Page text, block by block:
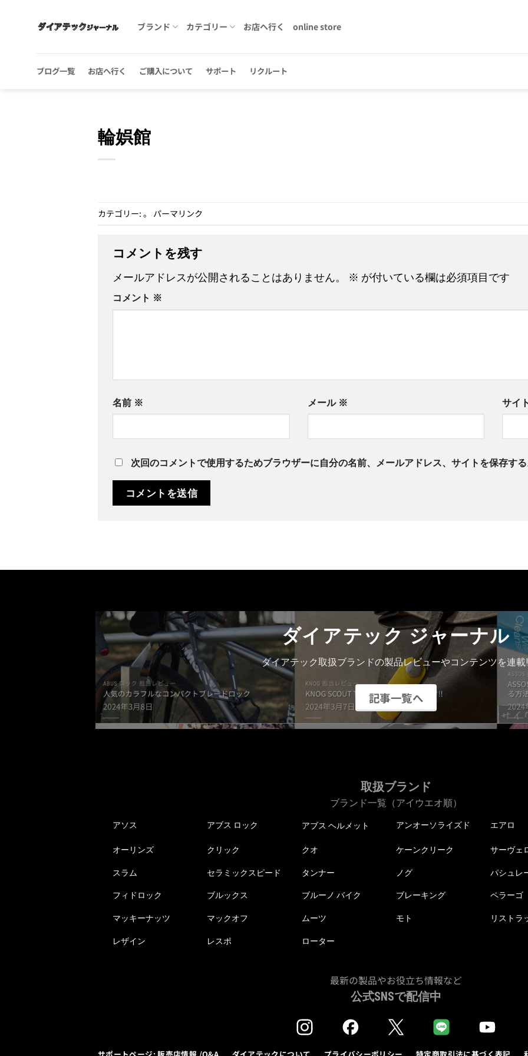
ブランド カテゴリー お店へ行く online store
ブログ一覧 お店へ行く ご購入について サポート リクルート
輪娯館
カテゴリー: 。 パーマリンク
コメントを残す
メールアドレスが公開されることはありません。 ※ が付いている欄は必須項目です
コメント ※
名前 ※ メール ※ サイ
次回のコメントで使用するためブラウザーに自分の名前、メールアドレス、サイトを保存す
ダイアテック ジャーナル
ダイアテック取扱ブランドの製品レビューやコンテンツを連載
記事一覧へ
取扱ブランド
ブランド一覧（アイウエオ順）
アソス アブス ロック アブス ヘルメット アンオーソライズド エアロ
オーリンズ クリック クオ ケーンクリーク サーヴェ
スラム セラミックスピード タンナー ノグ パシュレ
フィドロック ブルックス ブルーノ バイク ブレーキング ペラーゴ
マッキーナッツ マックオフ ムーツ モト リストラ
レザイン レスポ ローター
最新の製品やお役立ち情報など
公式SNSで配信中